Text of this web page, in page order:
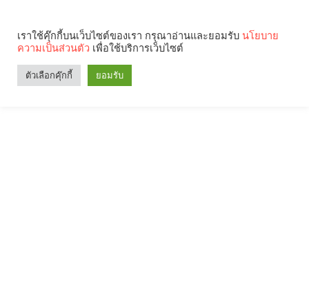
เราใช้คุ๊กกี้บนเว็บไซต์ของเรา กรุณาอ่านและยอมรับ นโยบาย
ความเป็นส่วนตัว เพื่อใช้บริการเว็บไซต์
ตัวเลือกคุ๊กกี้ ยอมรับ